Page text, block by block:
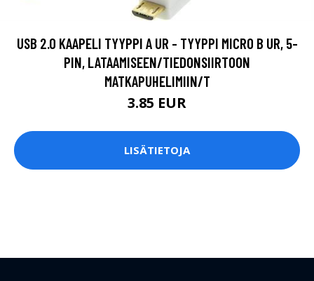
USB 2.0 KAAPELI TYYPPI A UR - TYYPPI MICRO B UR, 5-
PIN, LATAAMISEEN/TIEDONSIIRTOON
MATKAPUHELIMIIN/T
3.85 EUR
LISÄTIETOJA